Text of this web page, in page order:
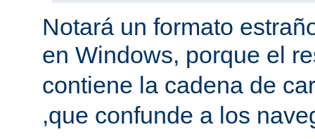
Notará un formato
en Windows, porque el
contiene la cadena de
,que confunde a los